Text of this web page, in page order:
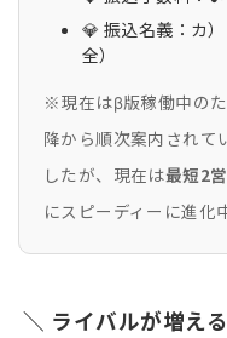
💎 振込名義：カ
全）
※現在はβ版稼働中の
降から順次案内されて
したが、現在は最短2
にスピーディーに進化
＼ ライバルが増え